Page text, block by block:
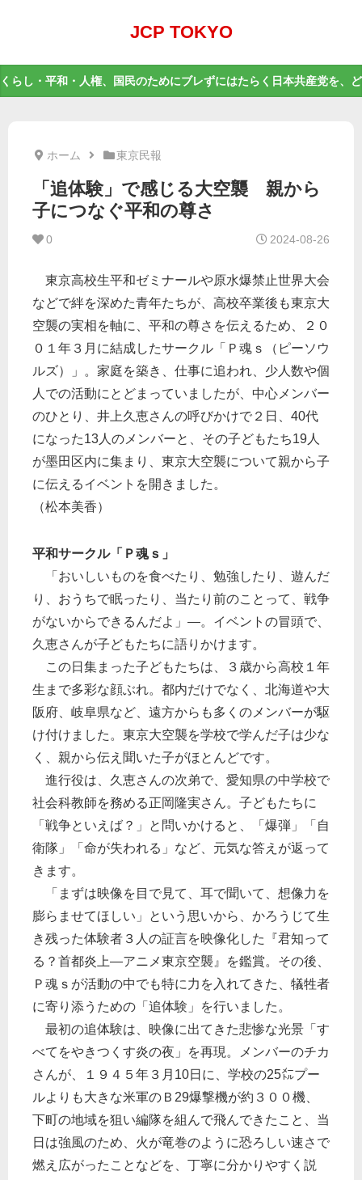
JCP TOKYO
くらし・平和・人権、国民のためにブレずにはたらく日本共産党を、
ホーム 東京民報
「追体験」で感じる大空襲 親から
子につなぐ平和の尊さ
0 2024-08-26
東京高校生平和ゼミナールや原水爆禁止世界大会
などで絆を深めた青年たちが、高校卒業後も東京大
空襲の実相を軸に、平和の尊さを伝えるため、２０
０１年３月に結成したサークル「Ｐ魂ｓ（ピーソウ
ルズ）」。家庭を築き、仕事に追われ、少人数や個
人での活動にとどまっていましたが、中心メンバー
のひとり、井上久恵さんの呼びかけで２日、40代
になった13人のメンバーと、その子どもたち19人
が墨田区内に集まり、東京大空襲について親から子
に伝えるイベントを開きました。
（松本美香）
平和サークル「Ｐ魂ｓ」
「おいしいものを食べたり、勉強したり、遊んだ
り、おうちで眠ったり、当たり前のことって、戦争
がないからできるんだよ」―。イベントの冒頭で、
久恵さんが子どもたちに語りかけます。
この日集まった子どもたちは、３歳から高校１年
生まで多彩な顔ぶれ。都内だけでなく、北海道や大
阪府、岐阜県など、遠方からも多くのメンバーが駆
け付けました。東京大空襲を学校で学んだ子は少な
く、親から伝え聞いた子がほとんどです。
進行役は、久恵さんの次弟で、愛知県の中学校で
社会科教師を務める正岡隆実さん。子どもたちに
「戦争といえば？」と問いかけると、「爆弾」「自
衛隊」「命が失われる」など、元気な答えが返って
きます。
「まずは映像を目で見て、耳で聞いて、想像力を
膨らませてほしい」という思いから、かろうじて生
き残った体験者３人の証言を映像化した『君知って
る？首都炎上―アニメ東京空襲』を鑑賞。その後、
Ｐ魂ｓが活動の中でも特に力を入れてきた、犠牲者
に寄り添うための「追体験」を行いました。
最初の追体験は、映像に出てきた悲惨な光景「す
べてをやきつくす炎の夜」を再現。メンバーのチカ
さんが、１９４５年３月10日に、学校の25㍍プー
ルよりも大きな米軍のＢ29爆撃機が約３００機、
下町の地域を狙い編隊を組んで飛んできたこと、当
日は強風のため、火が竜巻のように恐ろしい速さで
燃え広がったことなどを、丁寧に分かりやすく説